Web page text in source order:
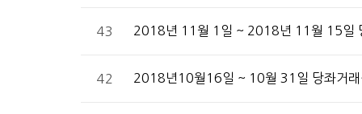
43 2018년 11월 1일 ~ 2018년 11월 15일
42 2018년10월16일 ~ 10월 31일 당좌거